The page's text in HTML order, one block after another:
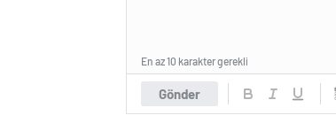
Gönder
En az 10 karakter gerekli